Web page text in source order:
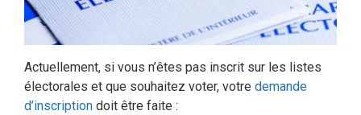
Actuellement, si vous n’êtes pas inscrit sur les listes
électorales et que souhaitez voter, votre demande
d’inscription doit être faite :